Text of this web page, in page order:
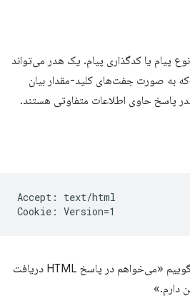
پیام یا کدگذاری پیام. یک هدر می‌تواند
به صورت جفت‌های کلید-مقدار بیان
پاسخ حاوی اطلاعات متفاوتی هستند.
Accept: text/html
این هدر معادل این است که بگوییم «می‌خواهم در پاسخ HTML دریافت
دارم.»